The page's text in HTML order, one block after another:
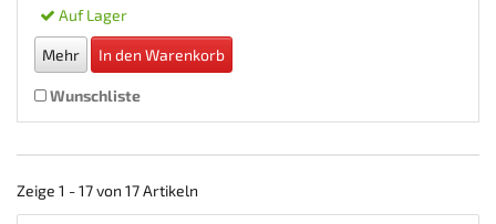
Inkl. MwSt. zzgl.
Auf Lager
Mehr In den Warenkorb
Wunschliste
Zeige 1 - 17 von 17 Artikeln